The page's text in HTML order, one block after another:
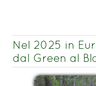
Nel 2025 in
dal Green al